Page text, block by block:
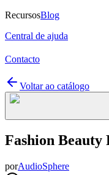
RecursosBlog
Central de ajuda
Contacto
Voltar ao catálogo
Fashion Beauty
porAudioSphere